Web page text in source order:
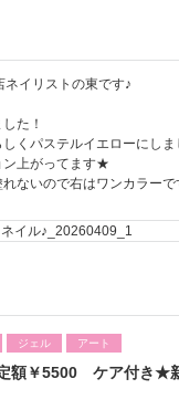
イリストの東です♪
た！
くパステルイエローにし
ン上がってます★
ないので右はワンカラーで
ジェル アート
定額￥5500 ケア付き★